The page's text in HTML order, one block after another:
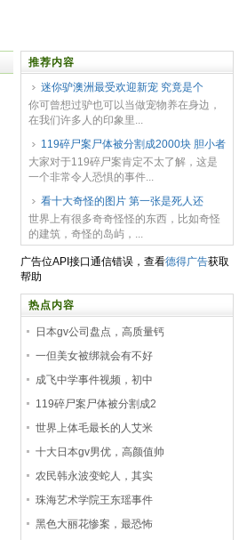
推荐内容
迷你驴澳洲最受欢迎新宠 究竟是个
你可曾想过驴也可以当做宠物养在身边，
在我们许多人的印象里...
119碎尸案尸体被分割成2000块 胆小者
大家对于119碎尸案肯定不太了解，这是
一个非常令人恐惧的事件...
看十大奇怪的图片 第一张是死人还
世界上有很多奇奇怪怪的东西，比如奇怪
的建筑，奇怪的岛屿，...
广告位API接口通信错误，查看德得广告获取
帮助
热点内容
日本gv公司盘点，高质量钙
一但美女被绑就会有不好
成飞中学事件视频，初中
119碎尸案尸体被分割成2
世界上体毛最长的人艾米
十大日本gv男优，高颜值帅
农民韩永波变蛇人，其实
珠海艺术学院王东瑶事件
黑色大丽花惨案，最恐怖